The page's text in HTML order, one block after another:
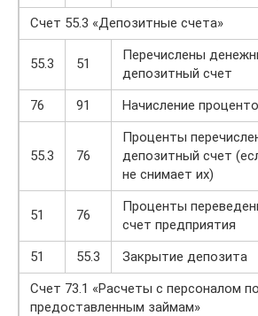
Счет 55.3 «Депозитные счета»
55.3 51
Перечислены
депозитный счет
76
91 Начисление
55.3 76
Проценты
депозитный счет
не снимает их)
51 76
Проценты
счет предприятия
51
55.3
Закрытие депозита
Счет 73.1 «Расчеты с персоналом по
предоставленным займам»